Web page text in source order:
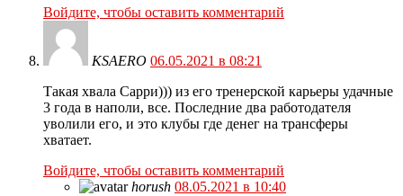
Войдите, чтобы оставить комментарий
KSAERO 06.05.2021 в 08:21
Такая хвала Сарри))) из его тренерской карьеры удачные
3 года в наполи, все. Последние два работодателя
уволили его, и это клубы где денег на трансферы
хватает.
Войдите, чтобы оставить комментарий
horush 08.05.2021 в 10:40